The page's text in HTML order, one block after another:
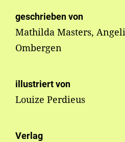
geschrieben von
Mathilda Masters,
Ombergen
illustriert von
Louize Perdieus
Verlag